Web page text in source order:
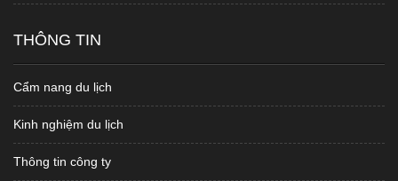
THÔNG TIN
Cẩm nang du lịch
Kinh nghiệm du lịch
Thông tin công ty